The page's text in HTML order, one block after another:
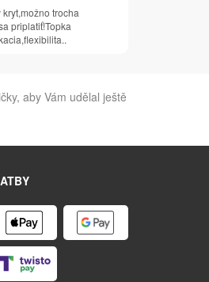
trocha
priplatiť!Topka
aby Vám udělal ještě